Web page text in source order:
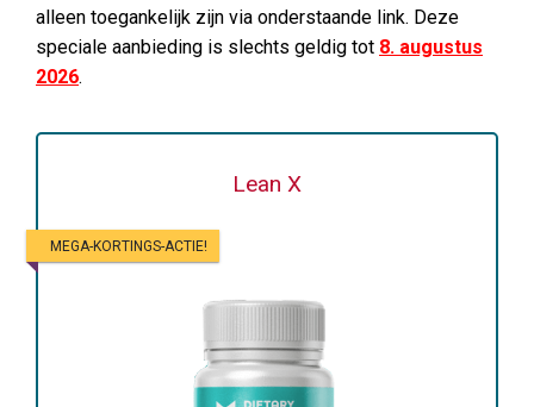
alleen toegankelijk zijn via onderstaande link. Deze
speciale aanbieding is slechts geldig tot 8. augustus
2026.
Lean X
MEGA-KORTINGS-ACTIE!